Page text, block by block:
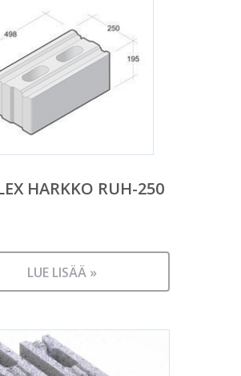
HARKKO RUH-250
LUE LISÄÄ »